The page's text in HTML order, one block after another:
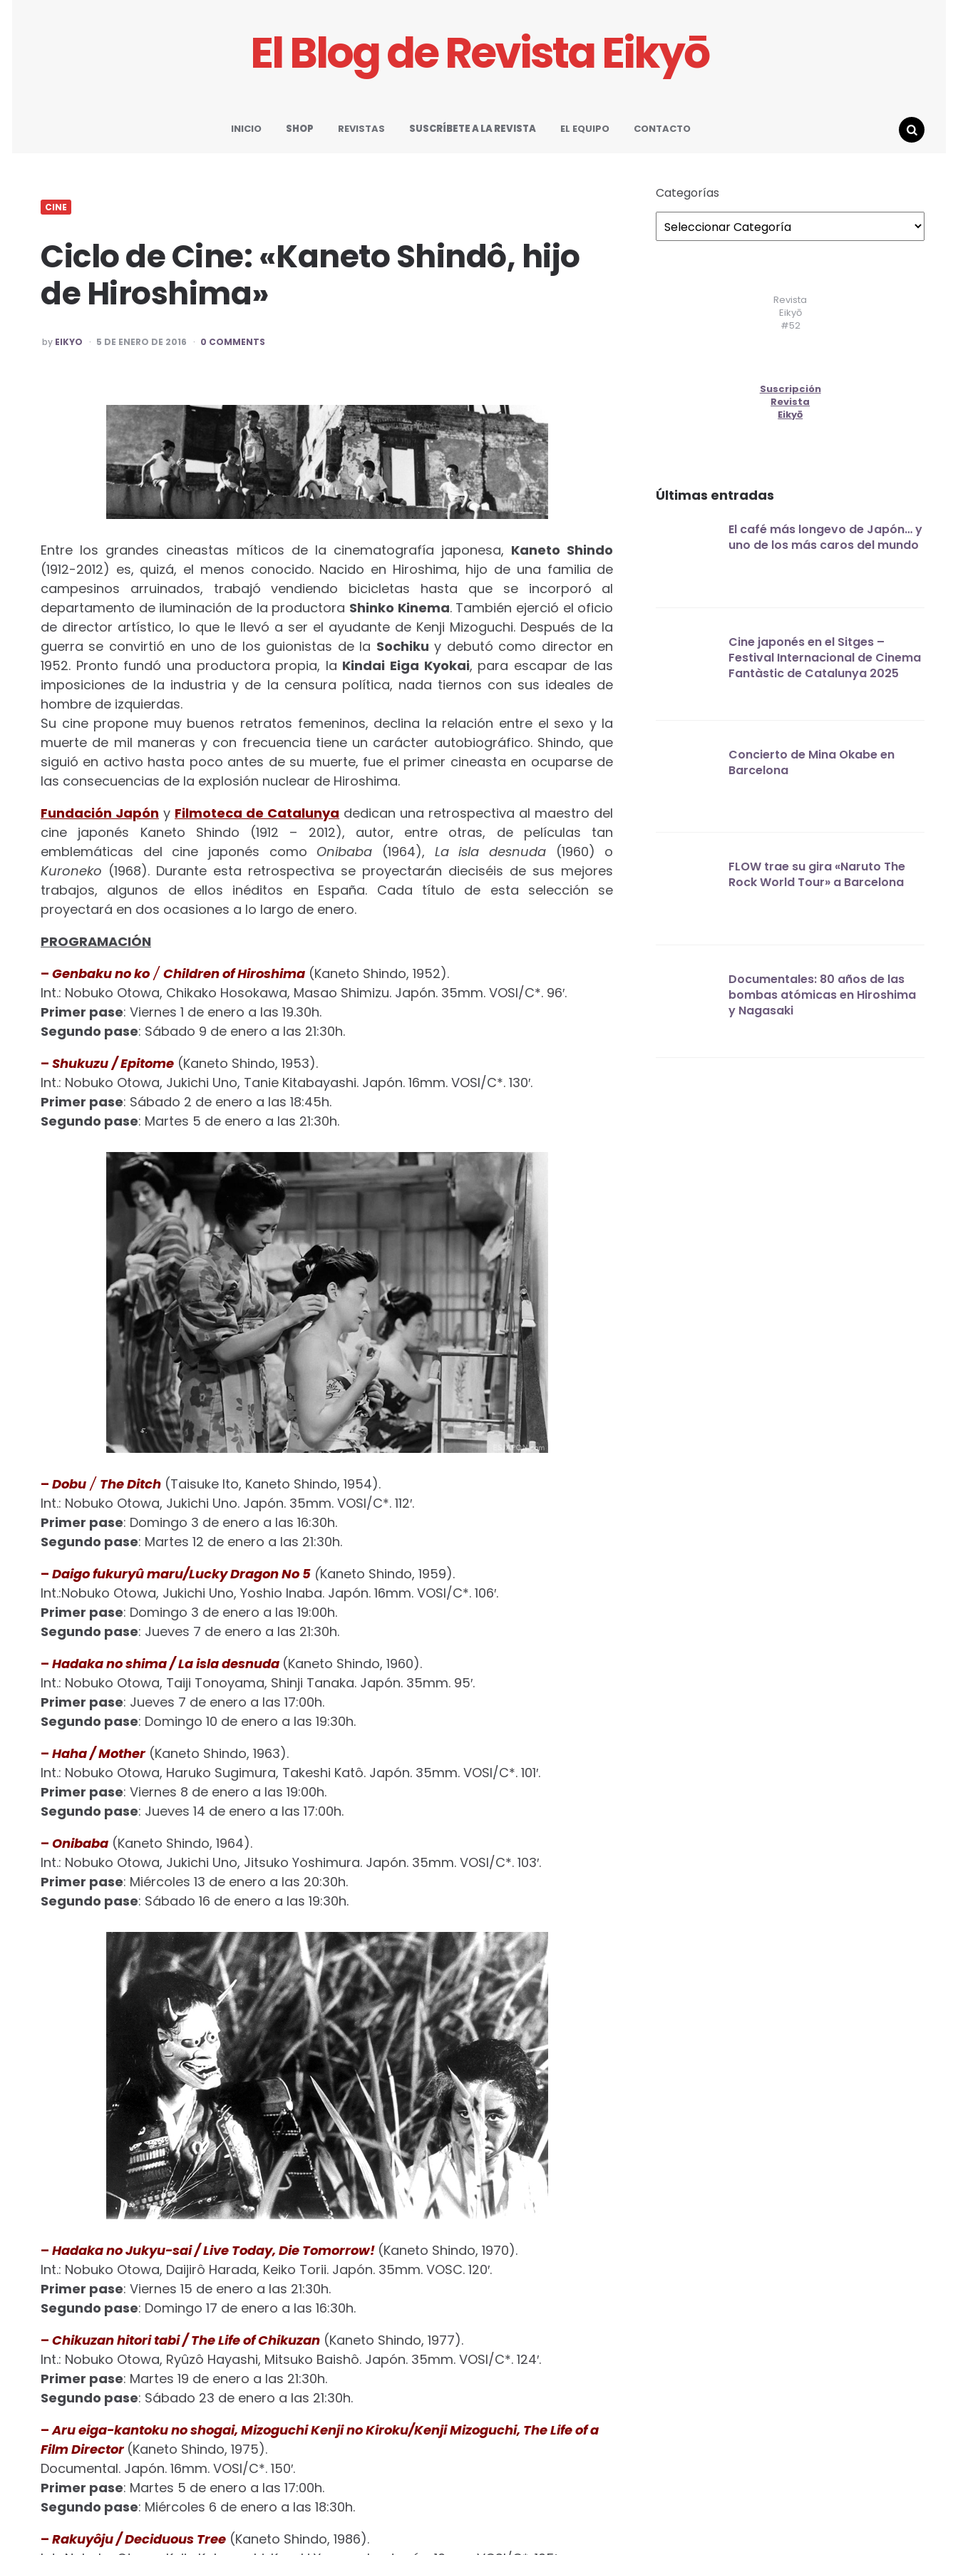
El Blog de Revista Eikyō
INICIO SHOP REVISTAS SUSCRÍBETE A LA REVISTA EL EQUIPO
CONTACTO
CINE
Ciclo de Cine: «Kaneto Shindô, hijo
de Hiroshima»
POSTED
BY
by EIKYO 5 DE ENERO DE 2016 0 COMMENTS
Entre los grandes cineastas míticos de la cinematografía japonesa, Kaneto Shindo
(1912-2012) es, quizá, el menos conocido. Nacido en Hiroshima, hijo de una familia de
campesinos arruinados, trabajó vendiendo bicicletas hasta que se incorporó al
departamento de iluminación de la productora Shinko Kinema. También ejerció el oficio
de director artístico, lo que le llevó a ser el ayudante de Kenji Mizoguchi. Después de la
guerra se convirtió en uno de los guionistas de la Sochiku y debutó como director en
1952. Pronto fundó una productora propia, la Kindai Eiga Kyokai, para escapar de las
imposiciones de la industria y de la censura política, nada tiernos con sus ideales de
hombre de izquierdas.
Su cine propone muy buenos retratos femeninos, declina la relación entre el sexo y la
muerte de mil maneras y con frecuencia tiene un carácter autobiográfico. Shindo, que
siguió en activo hasta poco antes de su muerte, fue el primer cineasta en ocuparse de
las consecuencias de la explosión nuclear de Hiroshima.
Fundación Japón y Filmoteca de Catalunya dedican una retrospectiva al maestro del
cine japonés Kaneto Shindo (1912 – 2012), autor, entre otras, de películas tan
emblemáticas del cine japonés como Onibaba (1964), La isla desnuda (1960) o
Kuroneko (1968). Durante esta retrospectiva se proyectarán dieciséis de sus mejores
trabajos, algunos de ellos inéditos en España. Cada título de esta selección se
proyectará en dos ocasiones a lo largo de enero.
PROGRAMACIÓN
– Genbaku no ko / Children of Hiroshima (Kaneto Shindo, 1952).
Int.: Nobuko Otowa, Chikako Hosokawa, Masao Shimizu. Japón. 35mm. VOSI/C*. 96′.
Primer pase: Viernes 1 de enero a las 19.30h.
Segundo pase: Sábado 9 de enero a las 21:30h.
– Shukuzu / Epitome (Kaneto Shindo, 1953).
Int.: Nobuko Otowa, Jukichi Uno, Tanie Kitabayashi. Japón. 16mm. VOSI/C*. 130′.
Primer pase: Sábado 2 de enero a las 18:45h.
Segundo pase: Martes 5 de enero a las 21:30h.
– Dobu / The Ditch (Taisuke Ito, Kaneto Shindo, 1954).
Int.: Nobuko Otowa, Jukichi Uno. Japón. 35mm. VOSI/C*. 112′.
Primer pase: Domingo 3 de enero a las 16:30h.
Segundo pase: Martes 12 de enero a las 21:30h.
– Daigo fukuryû maru/Lucky Dragon No 5 (Kaneto Shindo, 1959).
Int.:Nobuko Otowa, Jukichi Uno, Yoshio Inaba. Japón. 16mm. VOSI/C*. 106′.
Primer pase: Domingo 3 de enero a las 19:00h.
Segundo pase: Jueves 7 de enero a las 21:30h.
– Hadaka no shima /La isla desnuda (Kaneto Shindo, 1960).
Int.: Nobuko Otowa, Taiji Tonoyama, Shinji Tanaka. Japón. 35mm. 95′.
Primer pase: Jueves 7 de enero a las 17:00h.
Segundo pase: Domingo 10 de enero a las 19:30h.
– Haha / Mother(Kaneto Shindo, 1963).
Int.: Nobuko Otowa, Haruko Sugimura, Takeshi Katô. Japón. 35mm. VOSI/C*. 101′.
Primer pase: Viernes 8 de enero a las 19:00h.
Segundo pase: Jueves 14 de enero a las 17:00h.
– Onibaba (Kaneto Shindo, 1964).
Int.: Nobuko Otowa, Jukichi Uno, Jitsuko Yoshimura. Japón. 35mm. VOSI/C*. 103′.
Primer pase: Miércoles 13 de enero a las 20:30h.
Segundo pase: Sábado 16 de enero a las 19:30h.
– Hadaka no Jukyu-sai / Live Today, Die Tomorrow! (Kaneto Shindo, 1970).
Int.: Nobuko Otowa, Daijirô Harada, Keiko Torii. Japón. 35mm. VOSC. 120′.
Primer pase: Viernes 15 de enero a las 21:30h.
Segundo pase: Domingo 17 de enero a las 16:30h.
– Chikuzan hitori tabi / The Life of Chikuzan (Kaneto Shindo, 1977).
Int.: Nobuko Otowa, Ryûzô Hayashi, Mitsuko Baishô. Japón. 35mm. VOSI/C*. 124′.
Primer pase: Martes 19 de enero a las 21:30h.
Segundo pase: Sábado 23 de enero a las 21:30h.
–Aru eiga-kantoku no shogai, Mizoguchi Kenji no Kiroku/Kenji Mizoguchi, The Life of a
Film Director (Kaneto Shindo, 1975).
Documental. Japón. 16mm. VOSI/C*. 150′.
Primer pase: Martes 5 de enero a las 17:00h.
Segundo pase: Miércoles 6 de enero a las 18:30h.
– Rakuyôju / Deciduous Tree (Kaneto Shindo, 1986).
Categorías
Revista
Eikyō
#52
Suscripción
Revista
Eikyō
Últimas entradas
El café más longevo de Japón… y
uno de los más caros del mundo
Cine japonés en el Sitges –
Festival Internacional de Cinema
Fantàstic de Catalunya 2025
Concierto de Mina Okabe en
Barcelona
FLOW trae su gira «Naruto The
Rock World Tour» a Barcelona
Documentales: 80 años de las
bombas atómicas en Hiroshima
y Nagasaki